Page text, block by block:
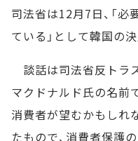
司法省は12月7日、「
ている」として韓国の
談話は司法省反トラ
マクドナルド氏の名前
消費者が望むかもしれ
たもので、消費者保護